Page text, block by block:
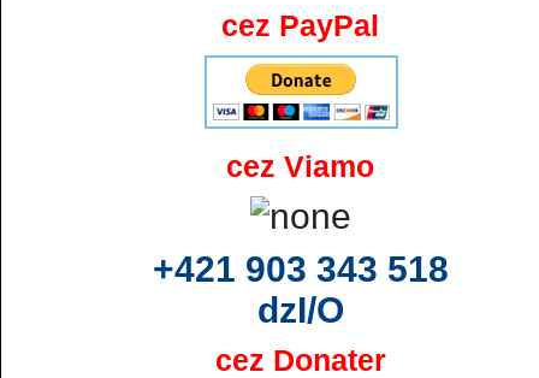
cez PayPal
cez Viamo
+421 903 343 518
dzI/O
cez Donater